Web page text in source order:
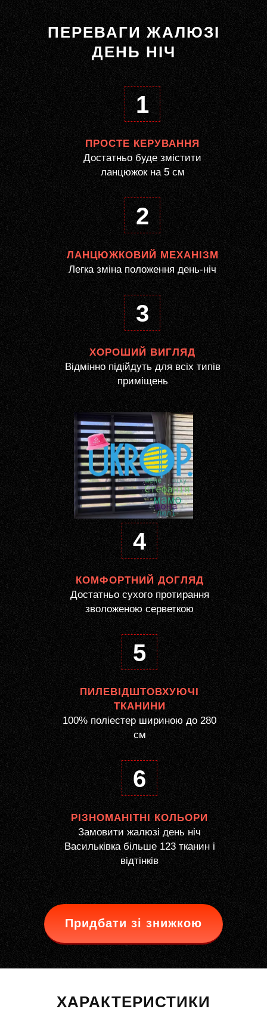
ПЕРЕВАГИ ЖАЛЮЗІ
ДЕНЬ НІЧ
1
ПРОСТЕ КЕРУВАННЯ
Достатньо буде змістити
ланцюжок на 5 см
2
ЛАНЦЮЖКОВИЙ МЕХАНІЗМ
Легка зміна положення день-ніч
3
ХОРОШИЙ ВИГЛЯД
Відмінно підійдуть для всіх типів
приміщень
4
КОМФОРТНИЙ ДОГЛЯД
Достатньо сухого протирання
зволоженою серветкою
5
ПИЛЕВІДШТОВХУЮЧІ
ТКАНИНИ
100% поліестер шириною до 280
см
6
РІЗНОМАНІТНІ КОЛЬОРИ
Замовити жалюзі день ніч
Васильківка більше 123 тканин і
відтінків
Придбати зі знижкою
ХАРАКТЕРИСТИКИ